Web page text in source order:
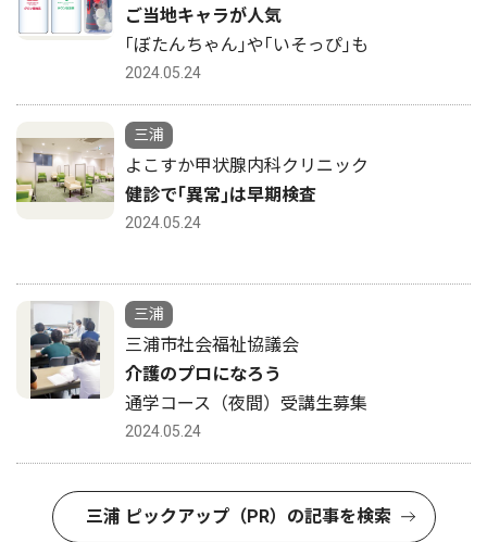
ご当地キャラが人気
｢ぼたんちゃん｣や｢いそっぴ｣も
2024.05.24
三浦
よこすか甲状腺内科クリニック
健診で｢異常｣は早期検査
2024.05.24
三浦
三浦市社会福祉協議会
介護のプロになろう
通学コース（夜間）受講生募集
2024.05.24
三浦 ピックアップ（PR）の記事を検索